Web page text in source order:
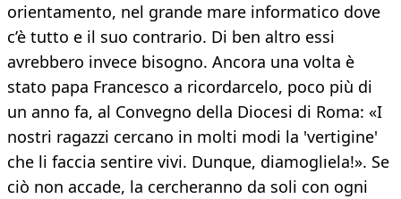
orientamento, nel grande mare informatico dove
c’è tutto e il suo contrario. Di ben altro essi
avrebbero invece bisogno. Ancora una volta è
stato papa Francesco a ricordarcelo, poco più di
un anno fa, al Convegno della Diocesi di Roma: «I
nostri ragazzi cercano in molti modi la 'vertigine'
che li faccia sentire vivi. Dunque, diamogliela!». Se
ciò non accade, la cercheranno da soli con ogni